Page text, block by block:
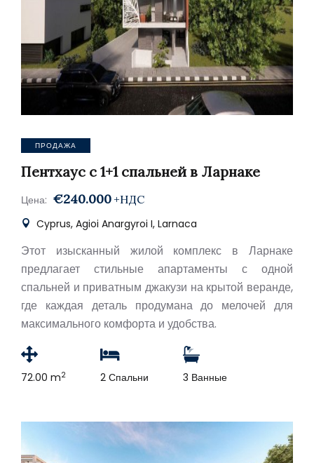
ПРОДАЖА
Пентхаус с 1+1 спальней в Ларнаке
Цена: €240.000 +НДС
Cyprus, Agioi Anargyroi I, Larnaca
Этот изысканный жилой комплекс в Ларнаке
предлагает стильные апартаменты с одной
спальней и приватным джакузи на крытой веранде,
где каждая деталь продумана до мелочей для
максимального комфорта и удобства.
72.00 m2 2 Спальни 3 Ванные